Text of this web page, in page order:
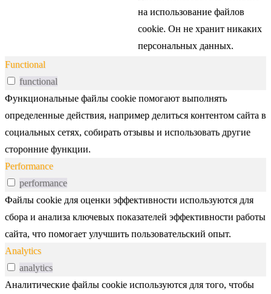
на использование файлов
cookie. Он не хранит никаких
персональных данных.
Functional
functional
Функциональные файлы cookie помогают выполнять
определенные действия, например делиться контентом сайта в
социальных сетях, собирать отзывы и использовать другие
сторонние функции.
Performance
performance
Файлы cookie для оценки эффективности используются для
сбора и анализа ключевых показателей эффективности работы
сайта, что помогает улучшить пользовательский опыт.
Analytics
analytics
Аналитические файлы cookie используются для того, чтобы